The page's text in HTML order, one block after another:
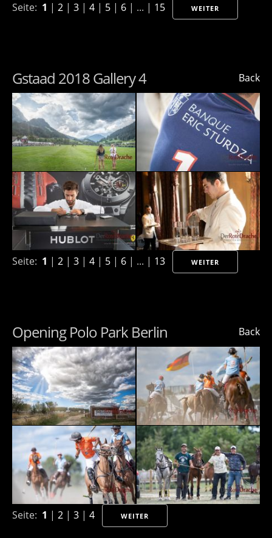
Seite: 1 | 2 | 3 | 4 | 5 | 6 | ... | 15 WEITER
Back
Gstaad 2018 Gallery 4
Seite: 1 | 2 | 3 | 4 | 5 | 6 | ... | 13 WEITER
Back
Opening Polo Park Berlin
Seite: 1 | 2 | 3 | 4 WEITER